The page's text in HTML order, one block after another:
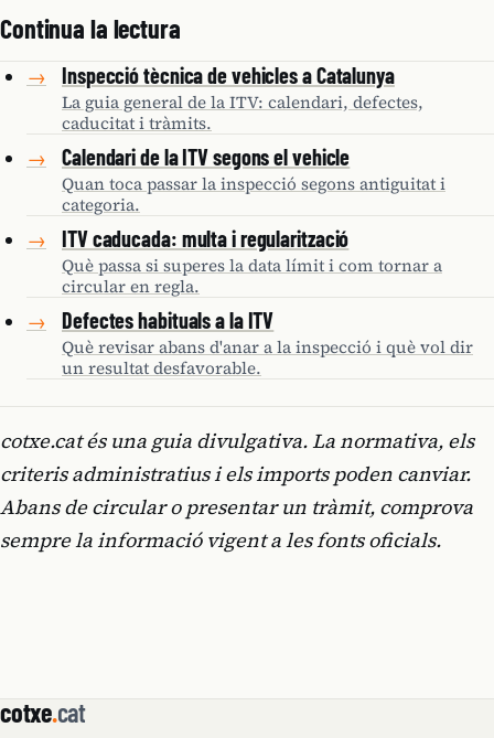
Continua la lectura
→ Inspecció tècnica de vehicles a Catalunya
La guia general de la ITV: calendari, defectes,
caducitat i tràmits.
→ Calendari de la ITV segons el vehicle
Quan toca passar la inspecció segons antiguitat i
categoria.
→ ITV caducada: multa i regularització
Què passa si superes la data límit i com tornar a
circular en regla.
→ Defectes habituals a la ITV
Què revisar abans d'anar a la inspecció i què vol dir
un resultat desfavorable.
cotxe.cat és una guia divulgativa. La normativa, els
criteris administratius i els imports poden canviar.
Abans de circular o presentar un tràmit, comprova
sempre la informació vigent a les fonts oficials.
cotxe.cat